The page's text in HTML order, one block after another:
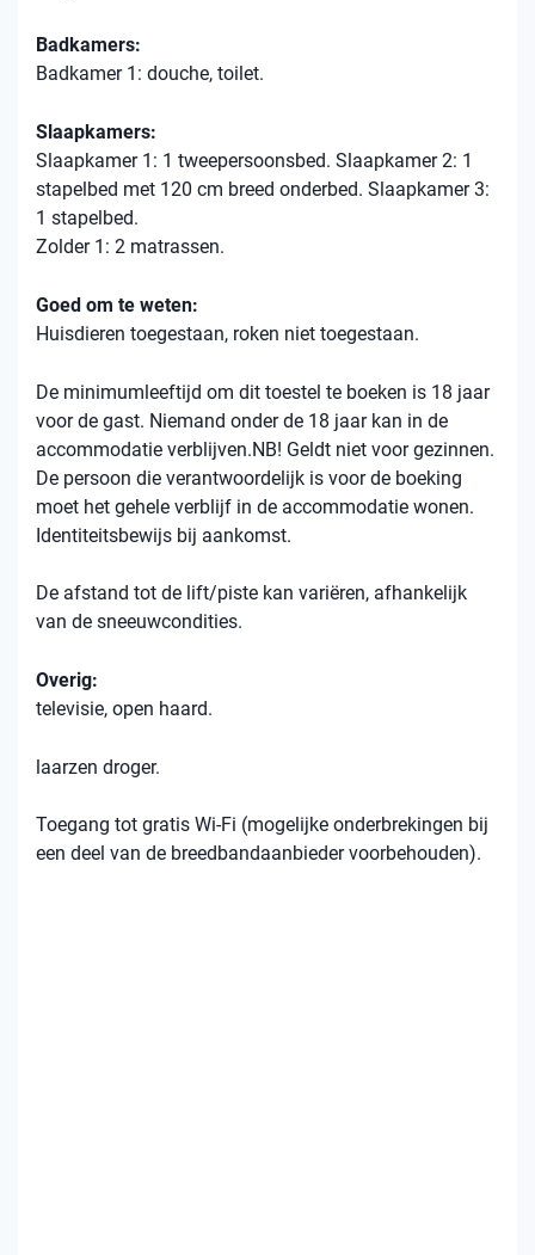
Badkamers:
Badkamer 1: douche, toilet.
Slaapkamers:
Slaapkamer 1: 1 tweepersoonsbed. Slaapkamer 2: 1
stapelbed met 120 cm breed onderbed. Slaapkamer 3:
1 stapelbed.
Zolder 1: 2 matrassen.
Goed om te weten:
Huisdieren toegestaan, roken niet toegestaan.
De minimumleeftijd om dit toestel te boeken is 18 jaar
voor de gast. Niemand onder de 18 jaar kan in de
accommodatie verblijven.NB! Geldt niet voor gezinnen.
De persoon die verantwoordelijk is voor de boeking
moet het gehele verblijf in de accommodatie wonen.
Identiteitsbewijs bij aankomst.
De afstand tot de lift/piste kan variëren, afhankelijk
van de sneeuwcondities.
Overig:
televisie, open haard.
laarzen droger.
Toegang tot gratis Wi-Fi (mogelijke onderbrekingen bij
een deel van de breedbandaanbieder voorbehouden).